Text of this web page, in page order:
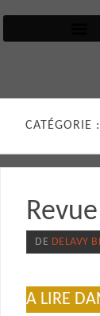
CATÉGORIE :
DE DELAVY
A LIRE